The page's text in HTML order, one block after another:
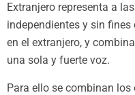
Extranjero representa a
independientes y sin
en el extranjero, y
una sola y fuerte voz.
Para ello se combinan